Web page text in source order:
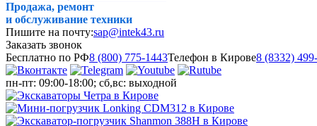
Продажа, ремонт
и обслуживание техники
Пишите на почту:sap@intek43.ru
Заказать звонок
Бесплатно по РФ8 (800) 775-1443Телефон в Кирове8 (8332)
пн-пт: 09:00-18:00; сб,вс: выходной